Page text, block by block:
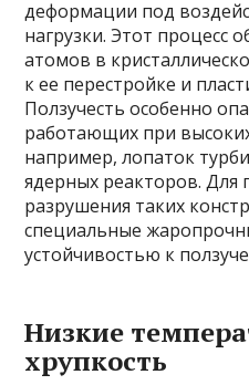
деформации под
нагрузки. Этот процесс
атомов в
к ее перестройке и
Ползучесть особенно
работающих при
например, лопаток
ядерных реакторов.
разрушения таких
специальные
устойчивостью к
Низкие
хрупкость